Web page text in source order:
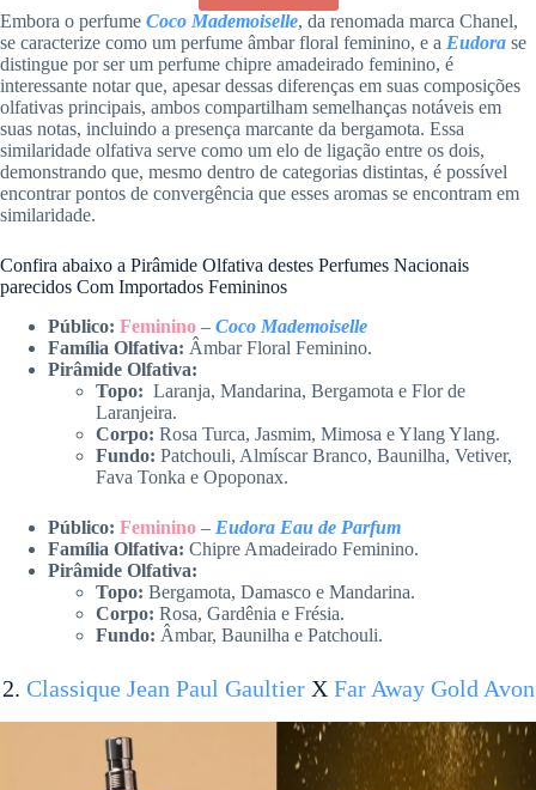
Embora o perfume Coco Mademoiselle, da renomada marca Chanel,
se caracterize como um perfume âmbar floral feminino, e a Eudora se
distingue por ser um perfume chipre amadeirado feminino, é
interessante notar que, apesar dessas diferenças em suas composições
olfativas principais, ambos compartilham semelhanças notáveis em
suas notas, incluindo a presença marcante da bergamota. Essa
similaridade olfativa serve como um elo de ligação entre os dois,
demonstrando que, mesmo dentro de categorias distintas, é possível
encontrar pontos de convergência que esses aromas se encontram em
similaridade.
Confira abaixo a Pirâmide Olfativa destes Perfumes Nacionais
parecidos Com Importados Femininos
Público: Feminino – Coco Mademoiselle
Família Olfativa: Âmbar Floral Feminino.
Pirâmide Olfativa:
Topo: Laranja, Mandarina, Bergamota e Flor de
Laranjeira.
Corpo: Rosa Turca, Jasmim, Mimosa e Ylang Ylang.
Fundo: Patchouli, Almíscar Branco, Baunilha, Vetiver,
Fava Tonka e Opoponax.
Público: Feminino – Eudora Eau de Parfum
Família Olfativa: Chipre Amadeirado Feminino.
Pirâmide Olfativa:
Topo: Bergamota, Damasco e Mandarina.
Corpo: Rosa, Gardênia e Frésia.
Fundo: Âmbar, Baunilha e Patchouli.
2. Classique Jean Paul GaultierX Far Away Gold Avon